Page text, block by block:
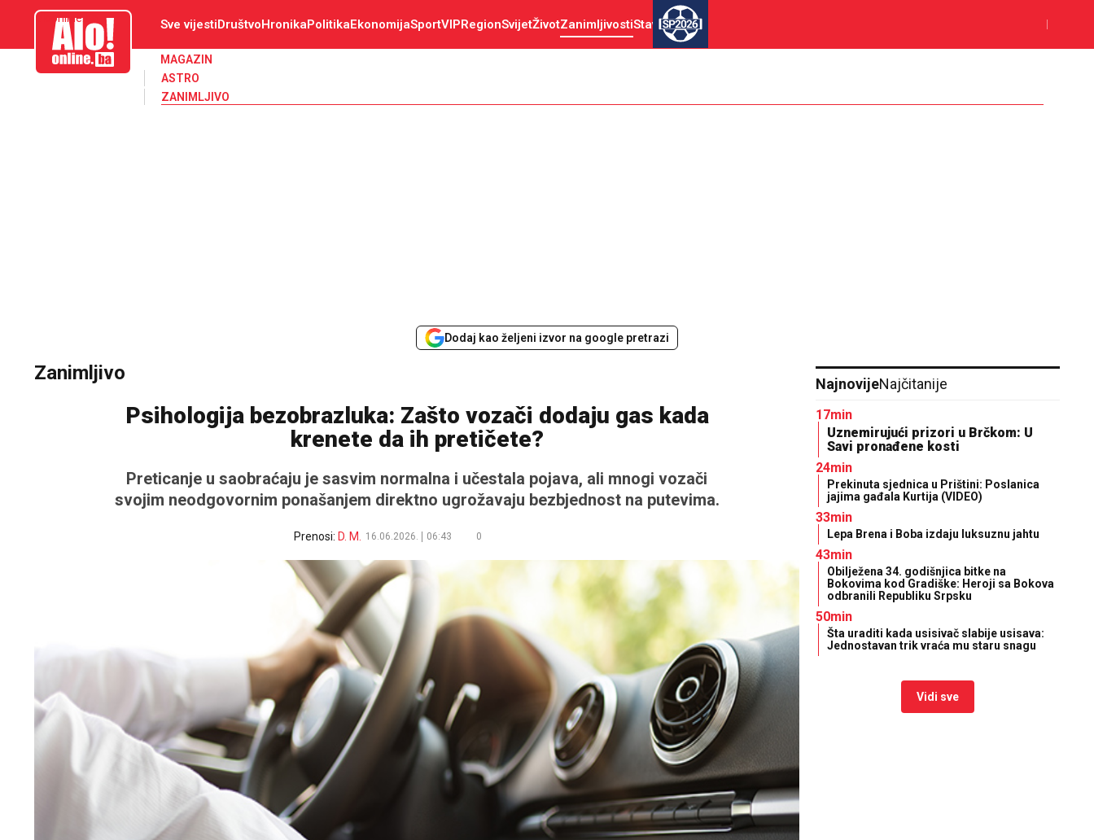
aloonline.ba Sve vijestiDruštvoHronikaPolitikaEkonomijaSportVIPRegionSvijetŽivotZanimljivostiStav SP2026
MAGAZIN
ASTRO
ZANIMLJIVO
Dodaj kao željeni izvor na google pretrazi
Zanimljivo
Psihologija bezobrazluka: Zašto vozači dodaju gas kada
krenete da ih pretičete?
Preticanje u saobraćaju je sasvim normalna i učestala pojava, ali mnogi vozači
svojim neodgovornim ponašanjem direktno ugrožavaju bezbjednost na putevima.
Prenosi: D. M. 16.06.2026. 06:43 0
NajnovijeNajčitanije
17min
Uznemirujući prizori u Brčkom: U
Savi pronađene kosti
24min
Prekinuta sjednica u Prištini: Poslanica
jajima gađala Kurtija (VIDEO)
33min
Lepa Brena i Boba izdaju luksuznu jahtu
43min
Obilježena 34. godišnjica bitke na
Bokovima kod Gradiške: Heroji sa Bokova
odbranili Republiku Srpsku
50min
Šta uraditi kada usisivač slabije usisava:
Jednostavan trik vraća mu staru snagu
Vidi sve